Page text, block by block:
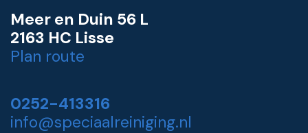
Meer en Duin 56 L
2163 HC Lisse
Plan route
0252-413316
info@speciaalreiniging.nl